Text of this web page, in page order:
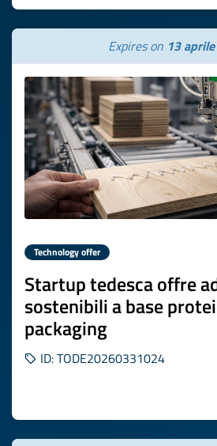
Expires on 13
Technology offer
Startup tedesca offre
sostenibili a base
packaging
ID: TODE20260331024